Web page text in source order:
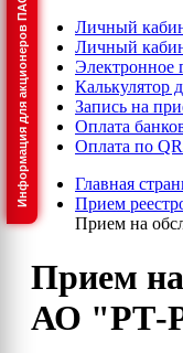
Личный
Личный
Электронное
Калькулятор
Запись на
Оплата
Оплата по
Главная
Прием
Прием на
Прием
АО "РТ-